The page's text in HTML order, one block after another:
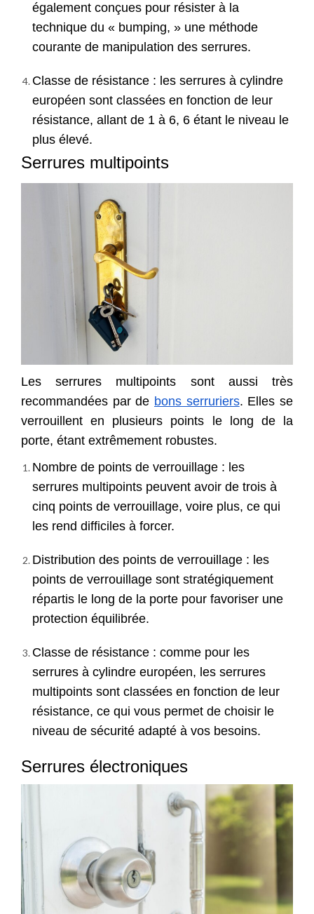
également conçues pour résister à la
technique du « bumping, » une méthode
courante de manipulation des serrures.
Classe de résistance : les serrures à cylindre
européen sont classées en fonction de leur
résistance, allant de 1 à 6, 6 étant le niveau le
plus élevé.
Serrures multipoints
Les serrures multipoints sont aussi très
recommandées parde bons serruriers. Elles se
verrouillent en plusieurs points le long de la
porte, étant extrêmement robustes.
Nombre de points de verrouillage : les
serrures multipoints peuvent avoir de trois à
cinq points de verrouillage, voire plus, ce qui
les rend difficiles à forcer.
Distribution des points de verrouillage : les
points de verrouillage sont stratégiquement
répartis le long de la porte pour favoriser une
protection équilibrée.
Classe de résistance : comme pour les
serrures à cylindre européen, les serrures
multipoints sont classées en fonction de leur
résistance, ce qui vous permet de choisir le
niveau de sécurité adapté à vos besoins.
Serrures électroniques